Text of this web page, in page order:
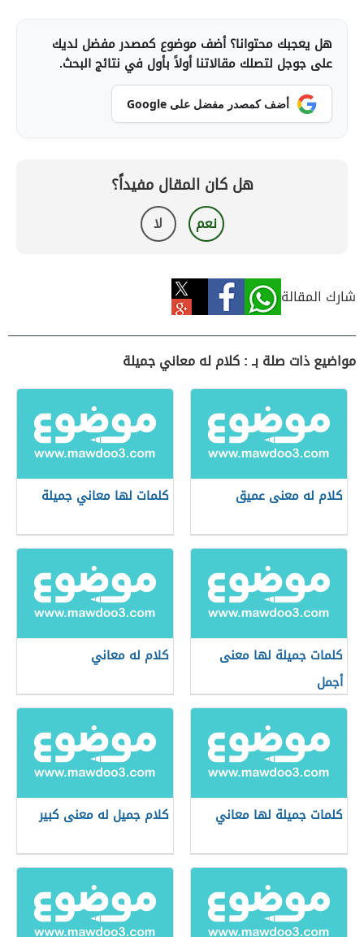
هل يعجبك محتوانا؟ أضف موضوع كمصدر مفضل لديك
على جوجل لتصلك مقالاتنا أولاً بأول في نتائج البحث.
أضف كمصدر مفضل على Google
هل كان المقال مفيداً؟
نعم لا
شارك المقالة
مواضيع ذات صلة بـ : كلام له معاني جميلة
كلام له معنى عميق كلمات لها معاني جميلة
كلمات جميلة لها معنى
أجمل
كلام له معاني
كلمات جميلة لها معاني كلام جميل له معنى كبير